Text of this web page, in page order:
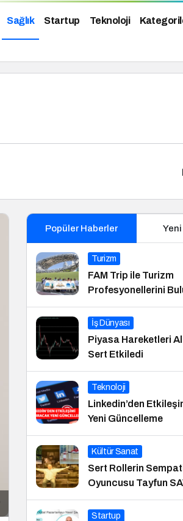
Sağlık Startup Teknoloji
Popüler Haberler
Turizm
FAM Trip ile Turizm
Profesyonellerini
İş Dünyası
Piyasa Hareketleri
Sert Etkiledi
Teknoloji
Linkedin’den
Yeni Güncelleme
Kültür Sanat
Sert Rollerin
Oyuncusu Tayfun
Startup